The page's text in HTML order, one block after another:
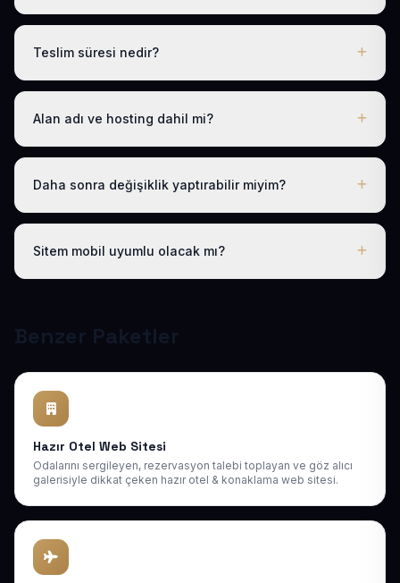
Tüm sektörel paketlerimiz gibi Hazır Pansiyon Web Sitesi
.com.tr alan adı, hosting, SSL ve temel SEO dahildir; gizli
ücret yoktur.
Teslim süresi nedir?
Logo, iletişim ve tanıtım metinlerinizi ilettikten sonra
Alan adı ve hosting dahil mi?
Evet. Yıllık paket ücretine ücretsiz .com.tr alan adı ve
Daha sonra değişiklik yaptırabilir miyim?
Evet. Teslimden sonra ilk 30 gün ücretsiz revizyon
destek sağlıyoruz. Sonraki yıllarda da uygun bakım
paketlerimiz mevcuttur.
Sitem mobil uyumlu olacak mı?
Google mobil sıralamasına uygundur.
Benzer Paketler
Hazır Otel Web Sitesi
Odalarını sergileyen, rezervasyon talebi toplayan ve göz alıcı
galerisiyle dikkat çeken hazır otel & konaklama web sitesi.